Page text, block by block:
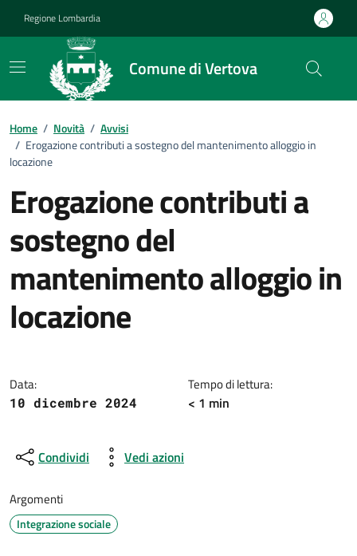
Regione Lombardia
Comune di Vertova
Home / Novità / Avvisi
/ Erogazione contributi a sostegno del mantenimento alloggio in
locazione
Erogazione contributi a
sostegno del
mantenimento alloggio in
locazione
Data:
10 dicembre 2024
Tempo di lettura:
< 1 min
Condividi Vedi azioni
Argomenti
Integrazione sociale